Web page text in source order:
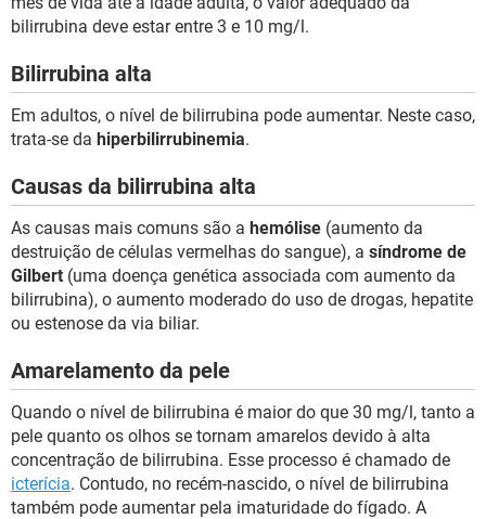
bilirrubina deve estar entre 3 e 10 mg/l.
Bilirrubina alta
Em adultos, o nível de bilirrubina pode aumentar. Neste caso,
trata-se da hiperbilirrubinemia.
Causas da bilirrubina alta
As causas mais comuns são a hemólise (aumento da
destruição de células vermelhas do sangue), a síndrome de
Gilbert (uma doença genética associada com aumento da
bilirrubina), o aumento moderado do uso de drogas, hepatite
ou estenose da via biliar.
Amarelamento da pele
Quando o nível de bilirrubina é maior do que 30 mg/l, tanto a
pele quanto os olhos se tornam amarelos devido à alta
concentração de bilirrubina. Esse processo é chamado de
icterícia. Contudo, no recém-nascido, o nível de bilirrubina
também pode aumentar pela imaturidade do fígado. A